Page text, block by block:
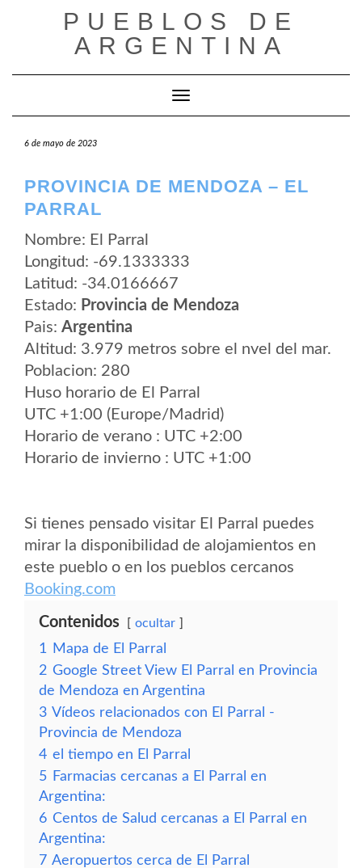
PUEBLOS DE
ARGENTINA
Cambiar modo de navegación
6 de mayo de 2023
PROVINCIA DE MENDOZA – EL
PARRAL
Nombre: El Parral
Longitud: -69.1333333
Latitud: -34.0166667
Estado: Provincia de Mendoza
Pais: Argentina
Altitud: 3.979 metros sobre el nvel del mar.
Poblacion: 280
Huso horario de El Parral
UTC +1:00 (Europe/Madrid)
Horario de verano : UTC +2:00
Horario de invierno : UTC +1:00
Si tienes pensado visitar El Parral puedes
mirar la disponibilidad de alojamientos en
este pueblo o en los pueblos cercanos
Booking.com
Contenidos ocultar
1
Mapa de El Parral
2 Google Street View El Parral en Provincia
de Mendoza en Argentina
3 Vídeos relacionados con El Parral -
Provincia de Mendoza
4 el tiempo en El Parral
5 Farmacias cercanas a El Parral en
Argentina:
6 Centos de Salud cercanas a El Parral en
Argentina:
7 Aeropuertos cerca de El Parral